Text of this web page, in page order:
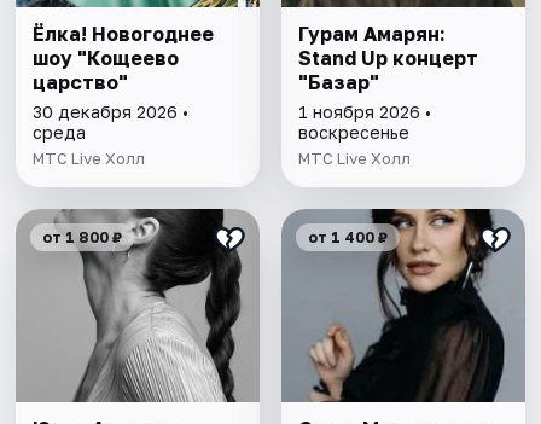
Ёлка! Новогоднее
шоу "Кощеево
царство"
30 декабря 2026 •
среда
МТС Live Холл
Гурам Амарян:
Stand Up концерт
"Базар"
1 ноября 2026 •
воскресенье
МТС Live Холл
от 1 800 ₽ от 1 400 ₽